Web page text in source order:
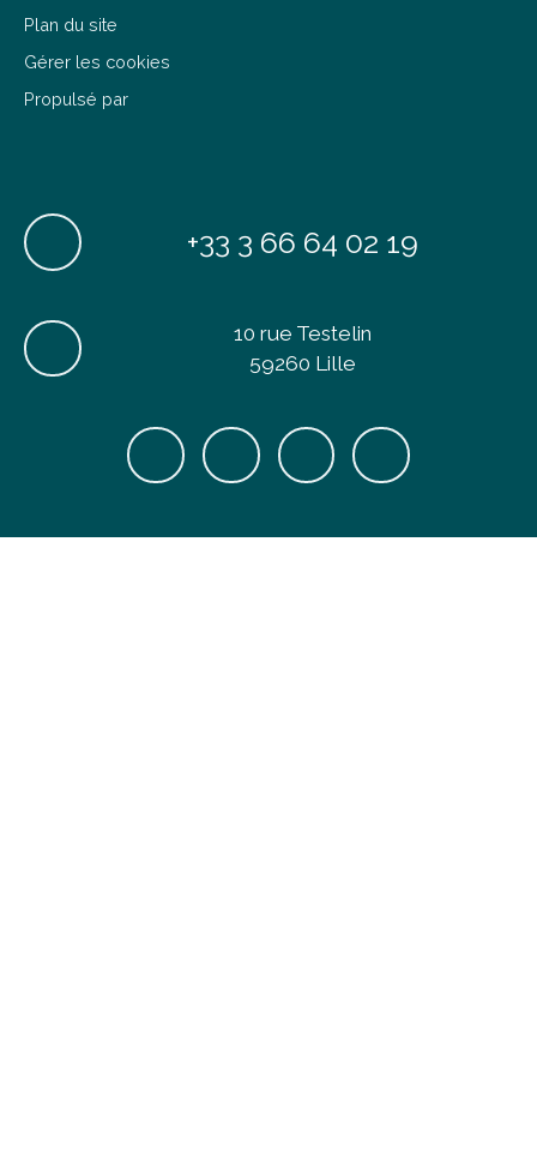
Plan du site
Gérer les cookies
Propulsé par
+33 3 66 64 02 19
10 rue Testelin
59260 Lille